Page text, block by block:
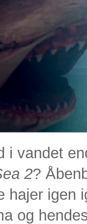
i vandet
2?
hajer igen
og